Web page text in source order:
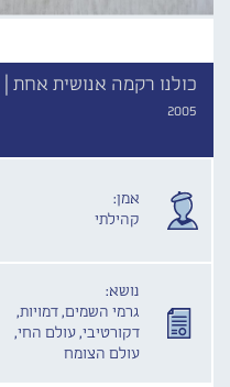
כולנו רקמה אנושית אחת |
2005
אמן:
קהילתי
נושא:
גרמי השמים, דמויות,
דקורטיבי, עולם החי,
עולם הצומח